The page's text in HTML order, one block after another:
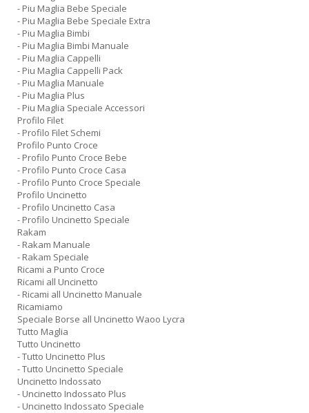
- Piu Maglia Bebe Speciale
- Piu Maglia Bebe Speciale Extra
- Piu Maglia Bimbi
- Piu Maglia Bimbi Manuale
- Piu Maglia Cappelli
- Piu Maglia Cappelli Pack
- Piu Maglia Manuale
- Piu Maglia Plus
- Piu Maglia Speciale Accessori
Profilo Filet
- Profilo Filet Schemi
Profilo Punto Croce
- Profilo Punto Croce Bebe
- Profilo Punto Croce Casa
- Profilo Punto Croce Speciale
Profilo Uncinetto
- Profilo Uncinetto Casa
- Profilo Uncinetto Speciale
Rakam
- Rakam Manuale
- Rakam Speciale
Ricami a Punto Croce
Ricami all Uncinetto
- Ricami all Uncinetto Manuale
Ricamiamo
Speciale Borse all Uncinetto Waoo Lycra
Tutto Maglia
Tutto Uncinetto
- Tutto Uncinetto Plus
- Tutto Uncinetto Speciale
Uncinetto Indossato
- Uncinetto Indossato Plus
- Uncinetto Indossato Speciale